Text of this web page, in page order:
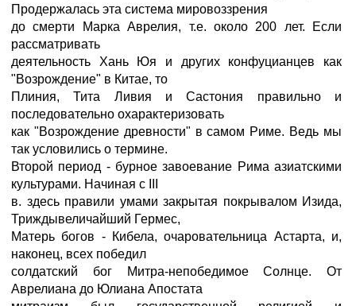
Продержалась эта система мировоззрения
до смерти Марка Аврелия, т.е. около 200 лет. Если
рассматривать
деятельность Хань Юя и других конфуцианцев как
"Возрождение" в Китае, то
Плиния, Тита Ливия и Састония правильно и
последовательно охарактеризовать
как "Возрождение древности" в самом Риме. Ведь мы
так условились о термине.
Второй период - бурное завоевание Рима азиатскими
культурами. Начиная с III
в. здесь правили умами закрытая покрывалом Изида,
Триждывеличайший Гермес,
Матерь богов - Кибела, очаровательница Астарта, и,
наконец, всех победил
солдатский бог Митра-непобедимое Солнце. От
Аврелиана до Юлиана Апостата